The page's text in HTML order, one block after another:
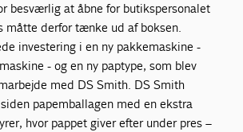
besværlig at åbne for butikspersonalet
måtte derfor tænke ud af boksen.
investering i en ny pakkemaskine -
- og en ny paptype, som blev
med DS Smith. DS Smith
papemballagen med en ekstra
hvor pappet giver efter under pres –